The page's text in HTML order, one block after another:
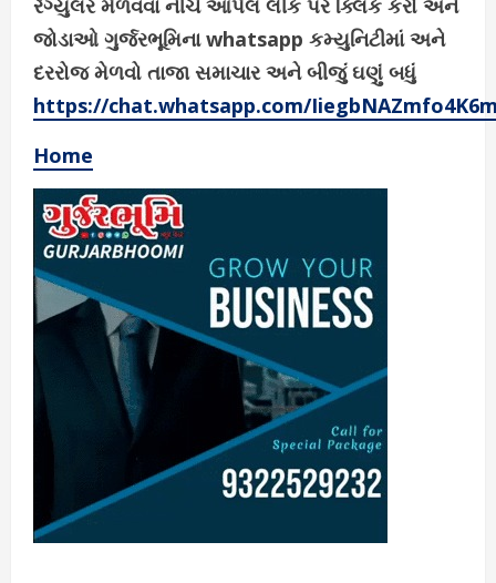
રેગ્યુલર મેળવવા નીચે આપેલ લીંક પર ક્લિક કરો અને
જોડાઓ ગુર્જરભૂમિના whatsapp કમ્યુનિટીમાં અને
દરરોજ મેળવો તાજા સમાચાર અને બીજું ઘણું બધું
https://chat.whatsapp.com/
Home